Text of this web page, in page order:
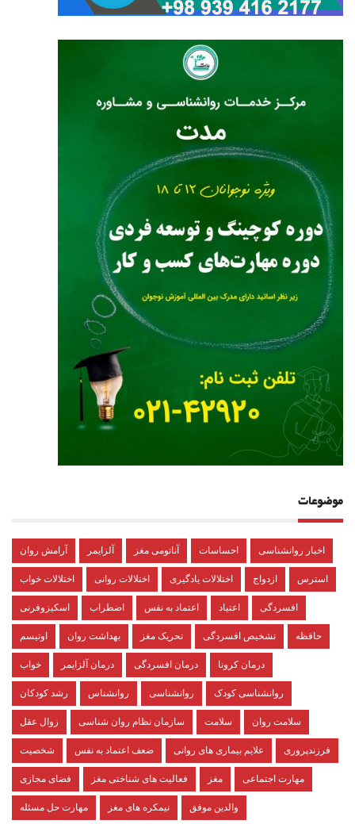
موضوعات
آرامش روان آلزایمر آناتومی مغز احساسات اخبار روانشناسی
اختلالات خواب اختلالات روانی اختلالات یادگیری ازدواج استرس
اسکیزوفرنی اضطراب اعتماد به نفس اعتیاد افسردگی
اوتیسم بهداشت روان تحریک مغز تشخیص افسردگی حافظه
خواب درمان آلزایمر درمان افسردگی درمان کرونا
رشد کودکان روانشناس روانشناسی روانشناسی کودک
زوال عقل سازمان نظام روان شناسی سلامت سلامت روان
شخصیت ضعف اعتماد به نفس علایم بیماری های روانی فرزندپروری
فضای مجازی فعالیت های شناختی مغز مغز مهارت اجتماعی
مهارت حل مسئله نیمکره های مغز والدین موفق